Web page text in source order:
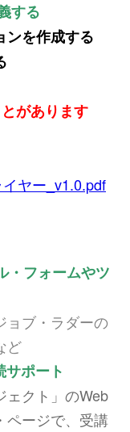
する
を作成する
があります
ヤー_v1.0.pdf
・フォームやツ
ョブ・ラダーの
ど
ポート
ェクト」のWeb
ページで、受講